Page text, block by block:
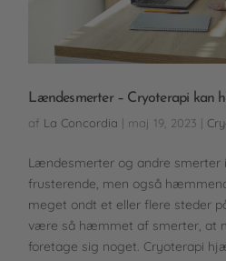
Lændesmerter – Cryoterapi kan
af La Concordia | maj 19, 2023 |
Lændesmerter og andre
frusterende, men også
meget ondt et eller flere steder
være så hæmmet af smerter, at
foretage sig noget. Cryoterapi